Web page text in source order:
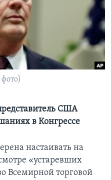
США
в Конгрессе
настаивать на
«устаревших
Всемирной торговой